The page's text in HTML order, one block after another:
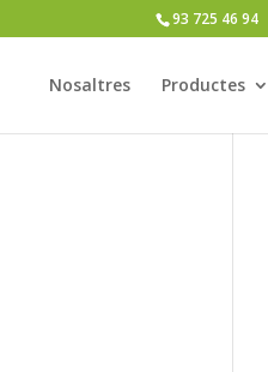
93 725 46 94
Nosaltres Productes